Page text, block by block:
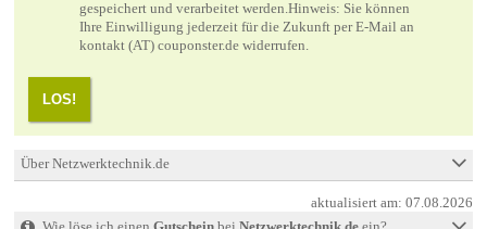
gespeichert und verarbeitet werden.Hinweis: Sie können
Ihre Einwilligung jederzeit für die Zukunft per E-Mail an
kontakt (AT) couponster.de widerrufen.
LOS!
Über Netzwerktechnik.de
aktualisiert am:07.08.2026